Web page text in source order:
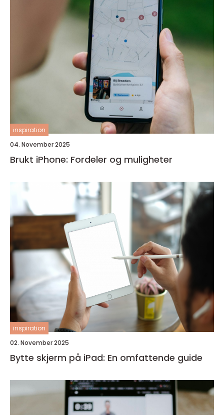
inspiration
04. November 2025
Brukt iPhone: Fordeler og muligheter
inspiration
02. November 2025
Bytte skjerm på iPad: En omfattende guide